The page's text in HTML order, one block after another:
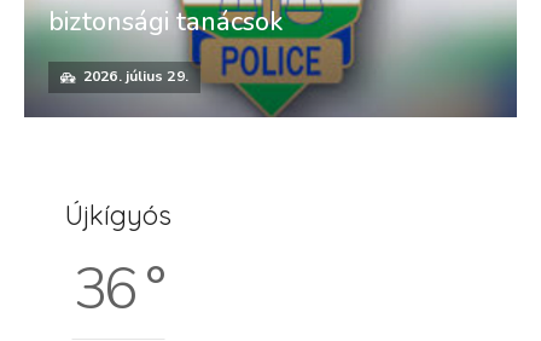
biztonsági tanácsok
2026. július 29.
Újkígyós
36 °